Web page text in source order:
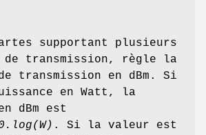
supportant plusieurs
de transmission, règle la
transmission en dBm. Si
en Watt, la
dBm est
. Si la valeur est